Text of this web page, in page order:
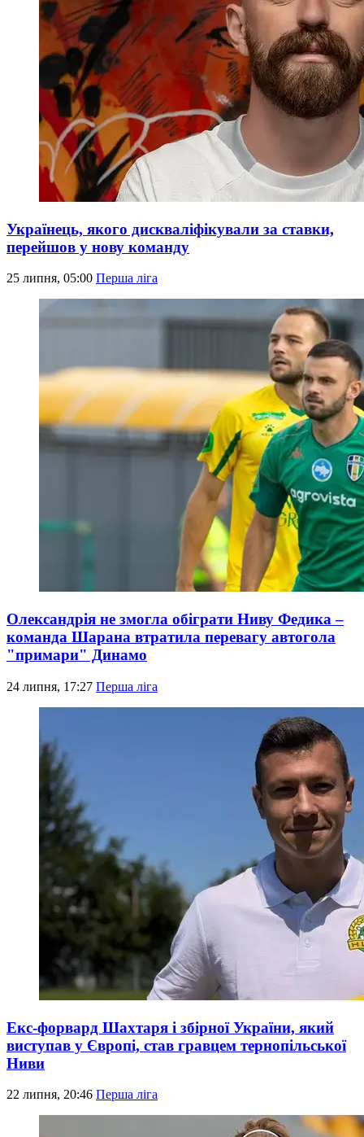
Українець, якого дискваліфікували за ставки,
перейшов у нову команду
25 липня, 05:00 Перша ліга
Олександрія не змогла обіграти Ниву Федика –
команда Шарана втратила перевагу автогола
"примари" Динамо
24 липня, 17:27 Перша ліга
Екс-форвард Шахтаря і збірної України, який
виступав у Європі, став гравцем тернопільської
Ниви
22 липня, 20:46 Перша ліга